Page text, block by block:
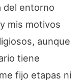
del entorno
mis motivos
aunque
tiene
fijo etapas ni